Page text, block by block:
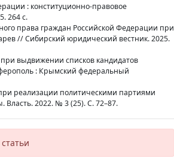
: конституционно-правовое
264 с.
права граждан Российской Федерации при
// Сибирский юридический вестник. 2025.
выдвижении списков кандидатов
: Крымский федеральный
реализации политическими партиями
2022. № 3 (25). С. 72–87.